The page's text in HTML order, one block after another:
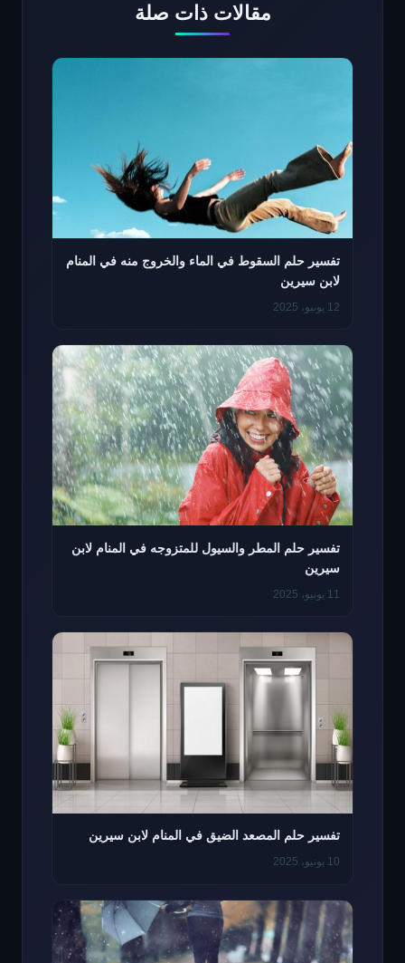
مقالات ذات صلة
تفسير حلم السقوط في الماء والخروج منه في المنام
لابن سيرين
12 يونيو، 2025
تفسير حلم المطر والسيول للمتزوجه في المنام لابن
سيرين
11 يونيو، 2025
تفسير حلم المصعد الضيق في المنام لابن سيرين
10 يونيو، 2025